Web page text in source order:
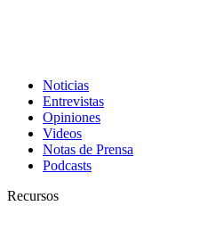
Noticias
Entrevistas
Opiniones
Videos
Notas de Prensa
Podcasts
Recursos